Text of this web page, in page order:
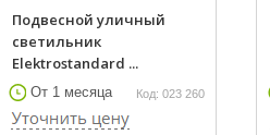
Подвесной уличный
светильник
Elektrostandard ...
От 1 месяца Код: 023 260